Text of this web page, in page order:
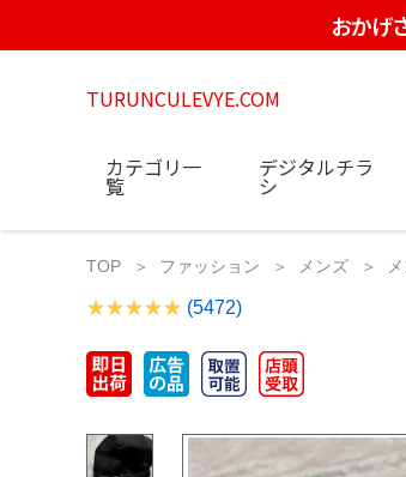
おかげ
TURUNCULEVYE.COM
カテゴリ一
覧
デジタルチラ
シ
TOP ファッション メンズ
(5472)